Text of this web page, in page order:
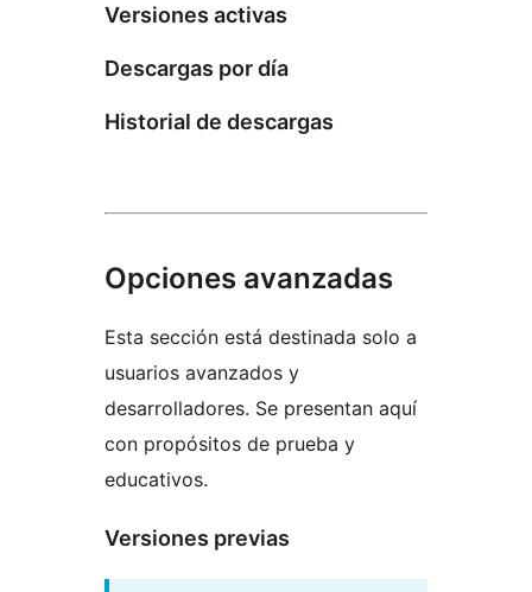
Versiones activas
Descargas por día
Historial de descargas
Opciones avanzadas
Esta sección está destinada solo a
usuarios avanzados y
desarrolladores. Se presentan aquí
con propósitos de prueba y
educativos.
Versiones previas